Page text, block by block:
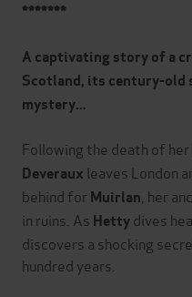
*******
A captivating story of a
Scotland, its century-old
mystery...
Following the death of
Deveraux leaves London
behind forMuirlan , her
in ruins. As Hettydives
discovers a shocking
hundred years.